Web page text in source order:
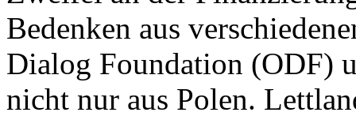
Bedenken aus
Dialog Foundation (ODF)
nicht nur aus Polen.